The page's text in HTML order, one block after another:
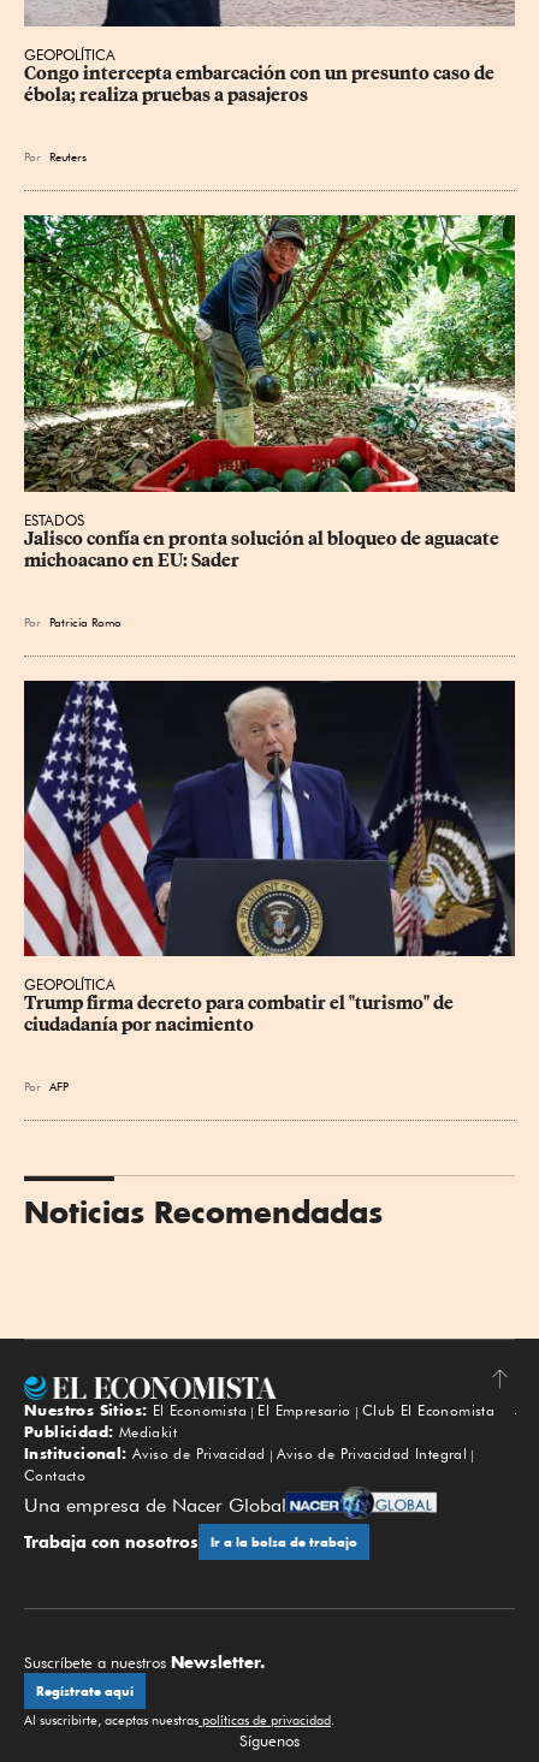
GEOPOLÍTICA
Congo intercepta embarcación con un presunto caso de
ébola; realiza pruebas a pasajeros
Por Reuters
ESTADOS
Jalisco confía en pronta solución al bloqueo de aguacate
michoacano en EU: Sader
Por Patricia Romo
GEOPOLÍTICA
Trump firma decreto para combatir el "turismo" de
ciudadanía por nacimiento
Por AFP
Noticias Recomendadas
Subir
Nuestros Sitios: El Economista El Empresario
Club El Economista
Publicidad: Mediakit
Institucional: Aviso de Privacidad
Aviso de Privacidad Integral
Contacto
Una empresa de Nacer Global
Trabaja con nosotros Ir a la bolsa de trabajo
Suscríbete a nuestros Newsletter.
Regístrate aquí
Al suscribirte, aceptas nuestras políticas de privacidad.
Síguenos